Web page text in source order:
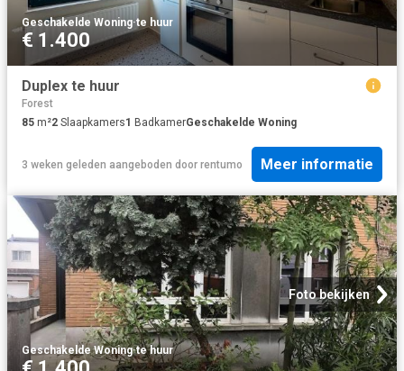
Geschakelde Woning·te huur
€ 1.400
Duplex te huur
Forest
85 m²2 Slaapkamers1 BadkamerGeschakelde Woning
3 weken geleden aangeboden door rentumo Meer informatie
Foto bekijken
Geschakelde Woning·te huur